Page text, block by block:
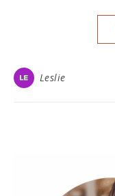
Leslie